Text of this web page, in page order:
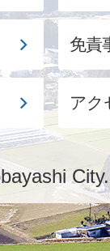
免責
アク